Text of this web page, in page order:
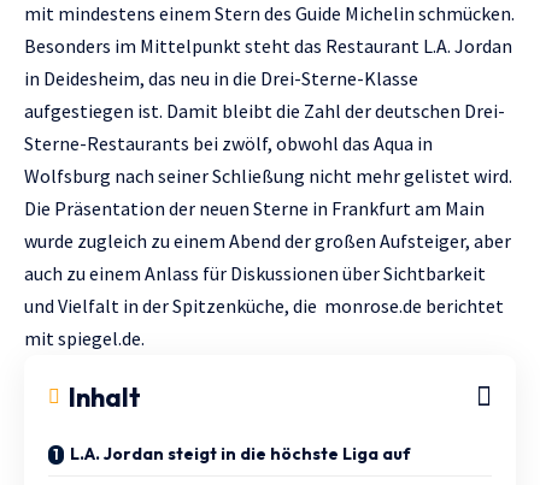
mit mindestens einem Stern des Guide Michelin schmücken.
Besonders im Mittelpunkt steht das Restaurant L.A. Jordan
in Deidesheim, das neu in die Drei-Sterne-Klasse
aufgestiegen ist. Damit bleibt die Zahl der deutschen Drei-
Sterne-Restaurants bei zwölf, obwohl das Aqua in
Wolfsburg nach seiner Schließung nicht mehr gelistet wird.
Die Präsentation der neuen Sterne in Frankfurt am Main
wurde zugleich zu einem Abend der großen Aufsteiger, aber
auch zu einem Anlass für Diskussionen über Sichtbarkeit
und Vielfalt in der Spitzenküche, die monrose.de berichtet
mitspiegel.de.
Inhalt
L.A. Jordan steigt in die höchste Liga auf